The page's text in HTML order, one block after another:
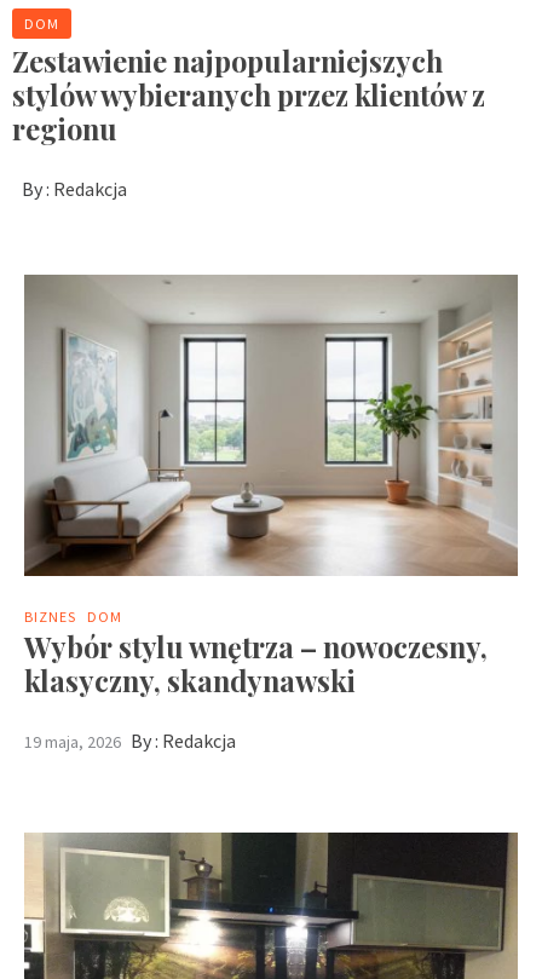
DOM
Zestawienie najpopularniejszych
stylów wybieranych przez klientów z
regionu
By : Redakcja
BIZNES DOM
Wybór stylu wnętrza – nowoczesny,
klasyczny, skandynawski
19 maja, 2026 By : Redakcja